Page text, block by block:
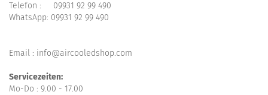
Telefon : 09931 92 99 490
WhatsApp: 09931 92 99 490
Email : info@aircooledshop.com
Servicezeiten:
Mo-Do : 9.00 - 17.00